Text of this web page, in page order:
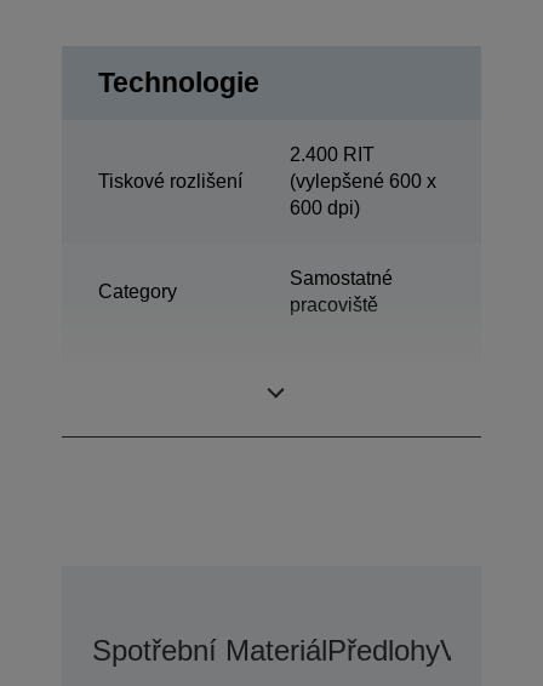
Technologie
Tiskové rozlišení
2.400 RIT
(vylepšené 600 x
600 dpi)
Category
Samostatné
pracoviště
Spotřební MateriálPředlohy